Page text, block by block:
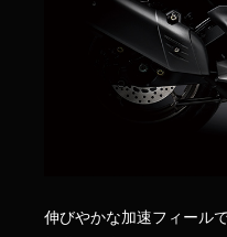
伸びやかな加速フィール